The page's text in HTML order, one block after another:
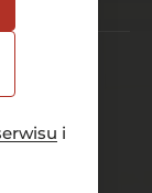
i